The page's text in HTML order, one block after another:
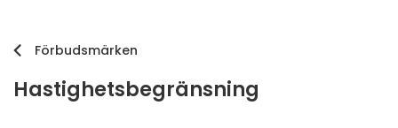
Förbudsmärken
Hastighetsbegränsning